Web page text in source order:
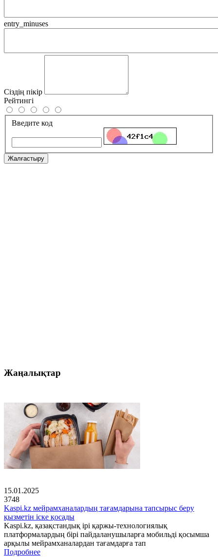
entry_minuses
Сіздің пікір
Рейтингі
Введите код
Жалғастыру
Жаңалықтар
15.01.2025
3748
Kaspi.kz мейрамханалардың тағамдарына тапсырыс беру
қызметін іске қосады
Kaspi.kz, қазақстандық ірі қаржы-технологиялық
платформалардың бірі пайдаланушыларға мобильді қосымша
арқылы мейрамханалардан тағамдарға тап
Подробнее